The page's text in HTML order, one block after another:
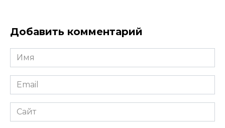
Добавить комментарий
Имя
*
Email
*
Сайт